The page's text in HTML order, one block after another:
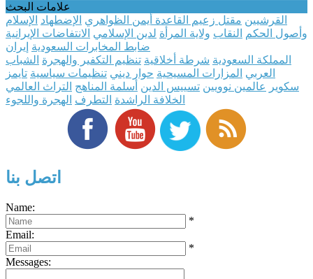
علامات البحث
القرشيين مقتل زعيم القاعدة أيمن الظواهري الإضطهاد الإسلام
وأصول الحكم
النقاب ولاية المرأة لدين الإسلامي الانتفاضات الإيرانية
ضابط المخابرات السعودية إيران
المملكة السعودية شرطة أخلاقية تنظيم التكفير والهجرة الشباب
العربي المزارات المسيحية حوار ديني تنظيمات سياسية تايمز
سكوير
عالمين نوويين تسييس الدين أسلمة المناهج التراث العالمي
الخلافة الراشدة التطرف الهجرة واللجوء
اتصل بنا
Name:
*
Email:
*
Messages: